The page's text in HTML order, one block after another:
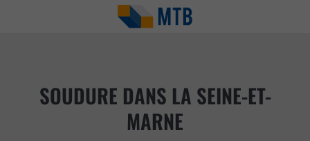
SOUDURE DANS LA SEINE-ET-
MARNE